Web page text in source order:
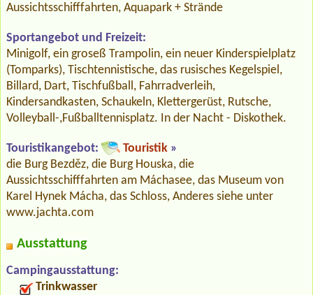
Aussichtsschifffahrten, Aquapark + Strände
Sportangebot und Freizeit:
Minigolf, ein groseß Trampolin, ein neuer Kinderspielplatz
(Tomparks), Tischtennistische, das rusisches Kegelspiel,
Billard, Dart, Tischfußball, Fahrradverleih,
Kindersandkasten, Schaukeln, Klettergerüst, Rutsche,
Volleyball-,Fußballtennisplatz. In der Nacht - Diskothek.
Touristikangebot: Touristik »
die Burg Bezděz, die Burg Houska, die
Aussichtsschifffahrten am Máchasee, das Museum von
Karel Hynek Mácha, das Schloss, Anderes siehe unter
www.jachta.com
Ausstattung
Campingausstattung:
Trinkwasser